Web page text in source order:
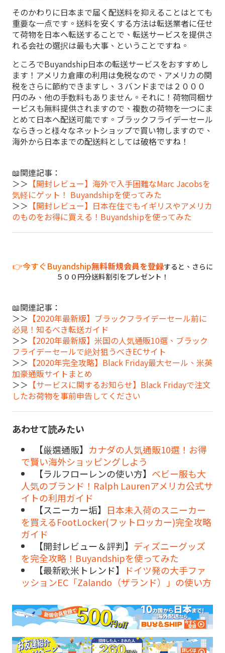
そのかわりに日本まで届く配送料を抑えることはとても
重要な一点です。送料を安くする方法は転送業者に任せ
て荷物を日本へ転送することで、転送サービスを提供さ
れる会社の選択は最も大事、ということですね。
ところでBuyandship日本の転送サービスをおすすめし
ます！アメリカ倉庫の利用は免税なので、アメリカの関
税をさらに節約できますし、３バンドまでは２０００
円のみ、他の手数料もありません。それに！荷物同梱サ
ービスも無料提供されますので、複数の荷物を一つにま
とめて日本へ配送可能です。ブラックフライデーセール
ならきっと様々なネットショップで買い物しますので、
海外から日本までの配送料としては破格ですね！
📖関連記事：
＞＞ 【開封レビュー】海外で入手困難なMarc Jacobsを
気軽にゲット！ Buyandshipを使ってみた
＞＞ 【開封レビュー】日本在住でもイギリスやアメリカ
のものをお得に買える！Buyandshipを使ってみた
👉今すぐBuyandship無料新規会員を登録すると、さらに
５００円分送料割引をプレゼント！
📖関連記事：
＞＞ 【2020年最新版】ブラックフライデーセール前に
必見！知るべき転送ガイド
＞＞ 【2020年最新版】米国の人気通販10選、ブラック
フライデーセールで絶対狙うべきECサイト
＞＞ 【2020年完全攻略】Black Friday最大セール、米英
加豪通販サイトまとめ
＞＞ 【サービスに関するお知らせ】Black Fridayで注文
したお荷物を事前申告してください
あわせて読みたい
【厳選通販】 カナダの人気通販10選！お得
で賢い海外ショッピングしよう
【ラルフローレンの使い方】 ベビー服も大
人気のブランド！Ralph Laurenアメリカ公式サ
イトの利用ガイド
【スニーカー垢】 日本未入荷のスニーカー
を買えるFootLocker(フットロッカー)完全攻略
ガイド
【開封レビュー＆評判】 ディズニーグッズ
を完全攻略！Buyandshipを使ってみた
【最新欧米トレンド】
ドイツ発の大手ファ
ッションEC「Zalando（ザランド）」の使い方